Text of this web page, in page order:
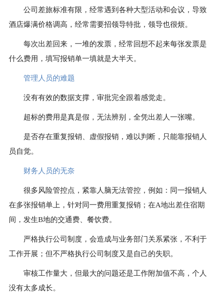
公司差旅标准有限，经常遇到各种大型活动和会议，导致
酒店爆满价格调高，经常需要招领导特批，领导也很烦。
每次出差回来，一堆的发票，经常回想不起来每张发票是
什么费用，填写报销单一填就是大半天。
管理人员的难题
没有有效的数据支撑，审批完全跟着感觉走。
超标的费用是真是假，无法辨别，全凭出差人一张嘴。
是否存在重复报销、虚假报销，难以判断，只能靠报销人
员自觉。
财务人员的无奈
很多风险管控点，紧靠人脑无法管控，例如：同一报销人
在多张报销单上，针对同一费用重复报销；在A地出差住宿期
间，发生B地的交通费、餐饮费。
严格执行公司制度，会造成与业务部门关系紧张，不利于
工作开展；但不严格执行公司制度又是自己的失职。
审核工作量大，但最大的问题还是工作附加值不高，个人
没有太多成长。